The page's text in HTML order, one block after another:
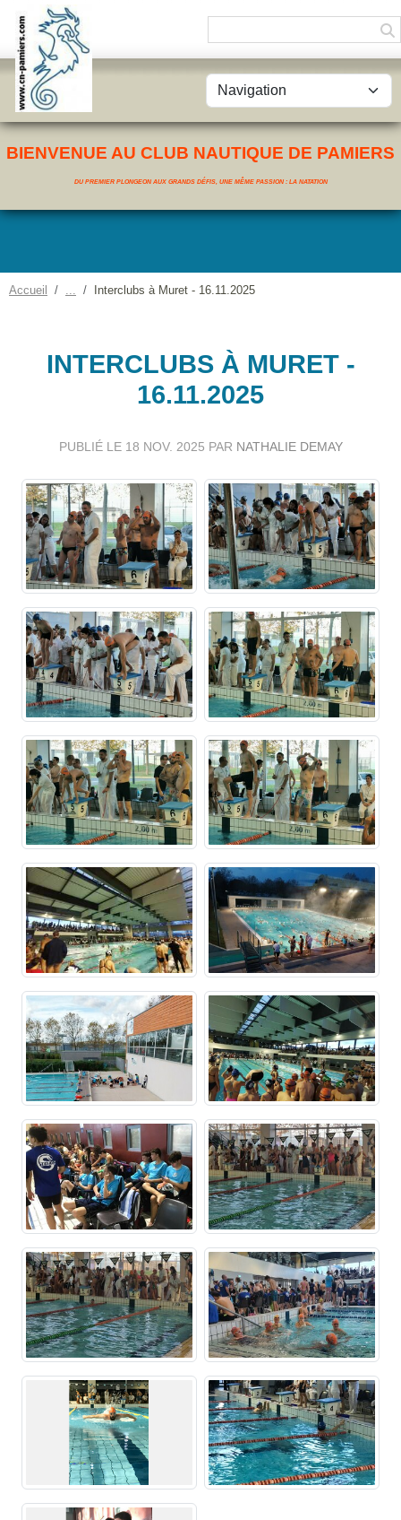
BIENVENUE AU CLUB NAUTIQUE DE PAMIERS
DU PREMIER PLONGEON AUX GRANDS DÉFIS, UNE MÊME PASSION : LA NATATION
Accueil Interclubs à Muret - 16.11.2025
INTERCLUBS À MURET -
16.11.2025
PUBLIÉ LE 18 NOV. 2025 PAR NATHALIE DEMAY
Panneau de gestion des cookies